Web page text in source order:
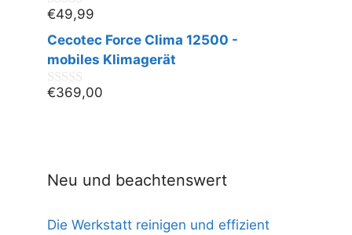
0
v
o
n
€49,99
Cecotec Force Clima 12500 -
mobiles Klimagerät
0
€369,00
Neu und beachtenswert
Die Werkstatt reinigen und effizient